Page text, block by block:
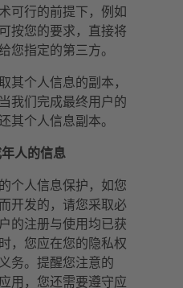
可行的前提下，例如
按您的要求，直接将
您指定的第三方。
其个人信息的副本，
我们完成最终用户的
其个人信息副本。
人的信息
个人信息保护，如您
开发的，请您采取必
的注册与使用均已获
，您应在您的隐私权
务。提醒您注意的
用，您还需要遵守应